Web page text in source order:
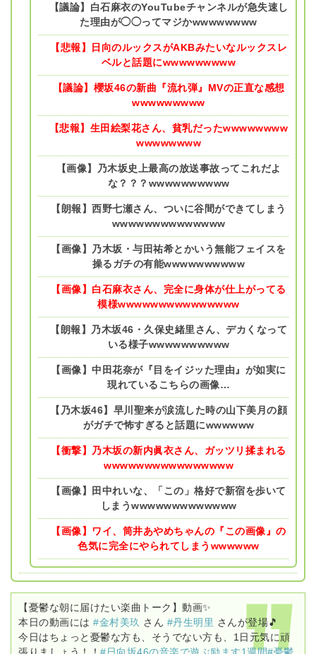
【議論】白石麻衣のYouTubeチャンネルが急失速し
た理由が◯◯ってマジかwwwwwwww
【悲報】日向のルックスがAKBみたいなルックスレ
ベルと話題にwwwwwwwww
【議論】櫻坂46の新曲『流れ弾』MVの正直な感想
wwwwwwwww
【悲報】生田絵梨花さん、貧乳だったwwwwwwww
wwwwwwww
【画像】乃木坂史上最高の放送事故ってこれだよ
な？？？wwwwwwwwww
【朗報】西野七瀬さん、ついに谷間ができてしまう
wwwwwwwwwwwwww
【画像】乃木坂・与田祐希とかいう無能フェイスを
操るガチの有能wwwwwwwwww
【画像】白石麻衣さん、完全に身体が仕上がってる
模様wwwwwwwwwwwwwww
【朗報】乃木坂46・久保史緒里さん、デカくなって
いる様子wwwwwwwwww
【画像】中田花奈が『目をイジッた理由』が如実に
現れているこちらの画像…
【乃木坂46】早川聖来が涙流した時の山下美月の顔
がガチで怖すぎると話題にwwwwww
【衝撃】乃木坂の新内眞衣さん、ガッツリ揉まれる
wwwwwwwwwwwwwwww
【画像】田中れいな、「この」格好で新宿を歩いて
しまうwwwwwwwwwwwww
【画像】ワイ、筒井あやめちゃんの『この画像』の
色気に完全にやられてしまうwwwwww
【憂鬱な朝に届けたい楽曲トーク】動画✨
本日の動画には #金村美玖 さん #丹生明里 さんが登場🎵
今日はちょっと憂鬱な方も、そうでない方も、1日元気に頑
張りましょう！！ #日向坂46の音楽で遊ぶ励ます1週間#憂鬱